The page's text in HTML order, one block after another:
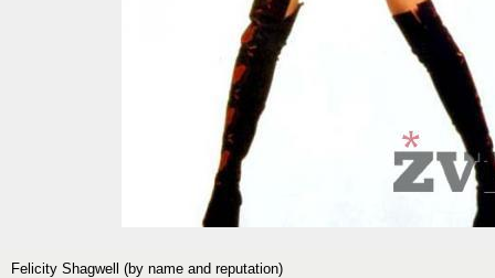
Felicity Shagwell (by name and reputation)